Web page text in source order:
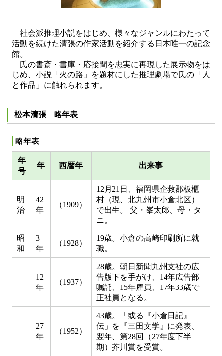
社会派推理小説をはじめ、様々なジャンルにわたって
活動を続けた清張の作家活動を紹介する日本唯一の記念
館。
氏の書斎・書庫・応接間を忠実に再現した展示物をは
じめ、小説「火の路」を題材にした推理劇場で氏の「人
と作品」に触れられます。
松本清張 略年表
略年表
年
号
年 西暦年 出来事
明
治
42
年
（1909）
12月21日、福岡県企救郡板櫃
村（現、北九州市小倉北区）
で出生。 父・峯太郎、母・タ
ニ。
昭
和
3
年
（1928）
19歳。小倉の高崎印刷所に就
職。
12
年
（1937）
28歳。朝日新聞九州支社の広
告版下を手がけ、14年広告部
嘱託、15年雇員、17年33歳で
正社員となる。
27
年
（1952）
43歳。「或る『小倉日記』
伝」を『三田文学』に発表、
翌年、第28回（27年度下半
期）芥川賞を受賞。